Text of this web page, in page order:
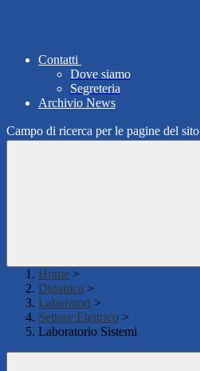
Contatti
Dove siamo
Segreteria
Archivio News
Campo di ricerca per le pagine del sito
Home >
Didattica >
Laboratori >
Settore Elettrico >
Laboratorio Sistemi